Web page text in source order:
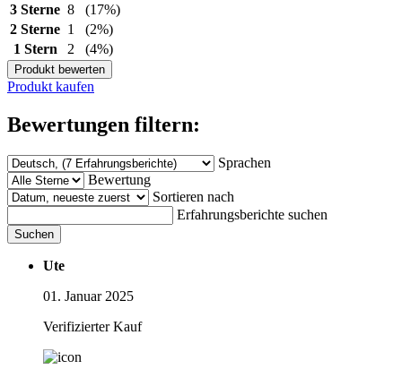
3 Sterne 8
(17%)
2 Sterne 1
(2%)
1 Stern
2 (4%)
Produkt bewerten
Produkt kaufen
Bewertungen filtern:
Sprachen
Bewertung
Sortieren nach
Erfahrungsberichte suchen
Suchen
Ute
01. Januar 2025
Verifizierter Kauf